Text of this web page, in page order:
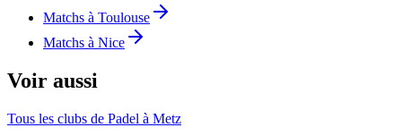
Matchs à Toulouse
Matchs à Nice
Voir aussi
Tous les clubs de Padel à Metz